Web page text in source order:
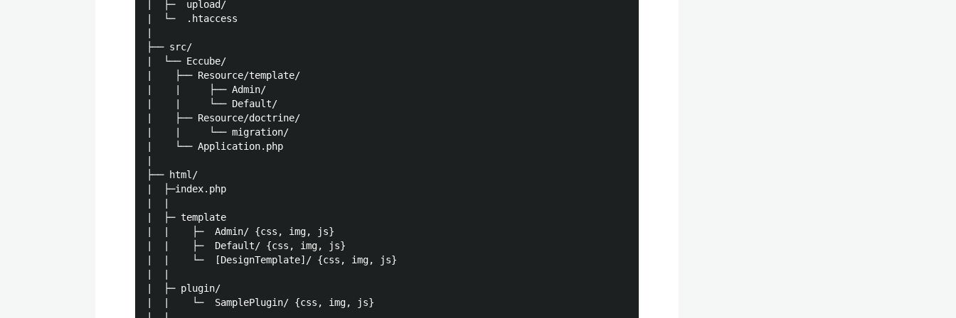
|  ├─  upload/
|  └─  .htaccess
├── src/
|  └── Eccube/
|    ├── Resource/template/
|    |     ├── Admin/
|    |     └── Default/
|    ├── Resource/doctrine/
|    |     └── migration/
|    └── Application.php
├── html/
|  ├─index.php
|  ├─ template
|  |    ├─  Admin/ {css, img, js}
|  |    ├─  Default/ {css, img, js}
|  |    └─  [DesignTemplate]/ {css, img, js}
|  ├─ plugin/
|  |    └─  SamplePlugin/ {css, img, js}